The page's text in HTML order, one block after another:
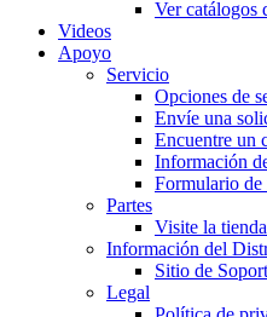
Ver catálogos
Videos
Apoyo
Servicio
Opciones de
Envíe una
Encuentre un
Información
Formulario de
Partes
Visite la
Información del
Sitio de
Legal